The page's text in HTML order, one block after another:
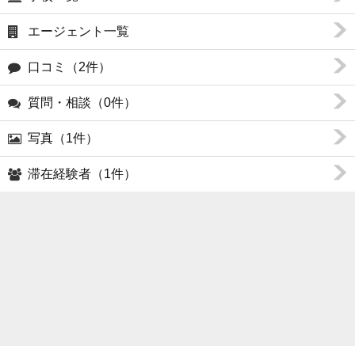
エージェント一覧
口コミ（2件）
質問・相談（0件）
写真（1件）
滞在経験者（1件）